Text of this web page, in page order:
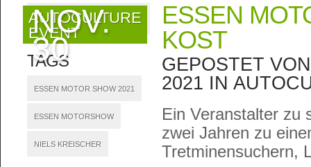
AUTOCULTURE
EVENT
NOV.
30
TAGS
ESSEN MOTOR SHOW 2021
ESSEN MOTORSHOW
NIELS KREISCHER
ESSEN
KOST
GEPOSTET
2021 IN
Ein Veranstalter zu
zwei Jahren zu
Tretminensuchern,